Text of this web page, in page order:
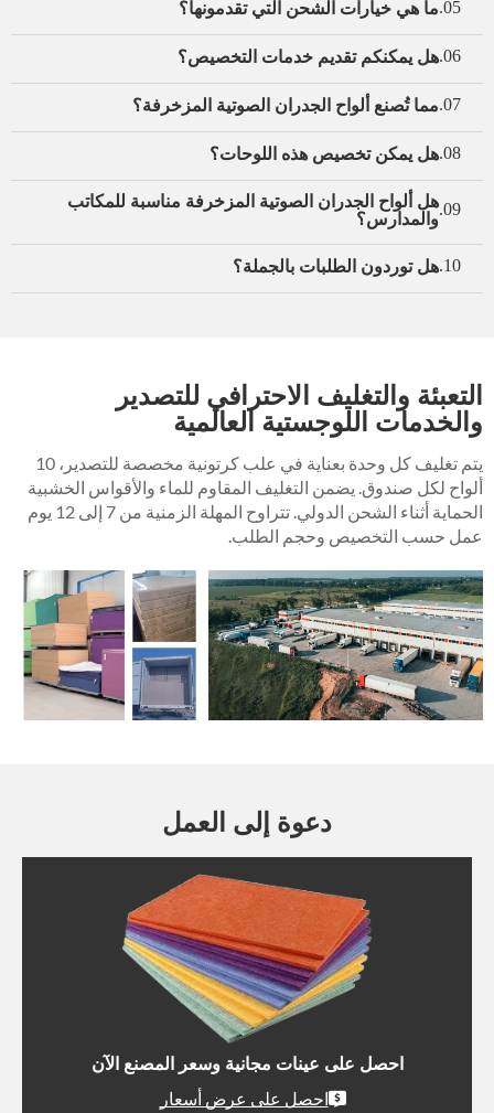
05. ما هي خيارات الشحن التي تقدمونها؟
06. هل يمكنكم تقديم خدمات التخصيص؟
07. مما تُصنع ألواح الجدران الصوتية المزخرفة؟
08. هل يمكن تخصيص هذه اللوحات؟
09. هل ألواح الجدران الصوتية المزخرفة مناسبة للمكاتب
والمدارس؟
10. هل توردون الطلبات بالجملة؟
التعبئة والتغليف الاحترافي للتصدير
والخدمات اللوجستية العالمية
يتم تغليف كل وحدة بعناية في علب كرتونية مخصصة للتصدير، 10
ألواح لكل صندوق. يضمن التغليف المقاوم للماء والأقواس الخشبية
الحماية أثناء الشحن الدولي. تتراوح المهلة الزمنية من 7 إلى 12 يوم
عمل حسب التخصيص وحجم الطلب.
دعوة إلى العمل
احصل على عينات مجانية وسعر المصنع الآن
احصل على عرض أسعار